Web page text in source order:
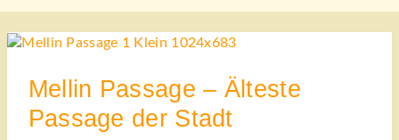
Mellin Passage – Älteste
Passage der Stadt
MELLIN
PASSAGE
PASSAGE
DER